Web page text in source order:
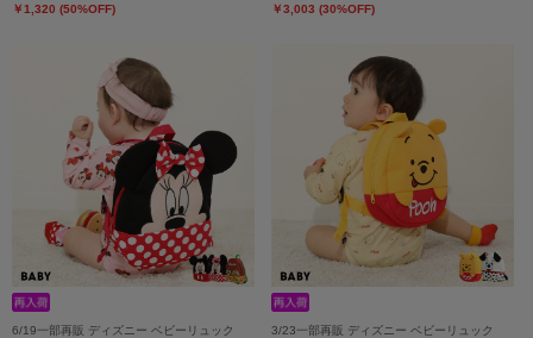
￥1,320 (50%OFF)
￥3,003 (30%OFF)
6/19一部再販 ディズニー ベビーリュック
3/23一部再販 ディズニー ベビーリュック